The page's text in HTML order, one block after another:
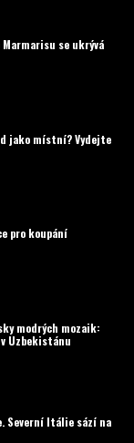
se ukrývá
jako místní? Vydejte
pro koupání
modrých mozaik:
Uzbekistánu
Severní Itálie sází na